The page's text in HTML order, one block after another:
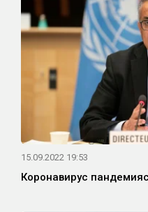
15.09.2022 19:53
Коронавирус